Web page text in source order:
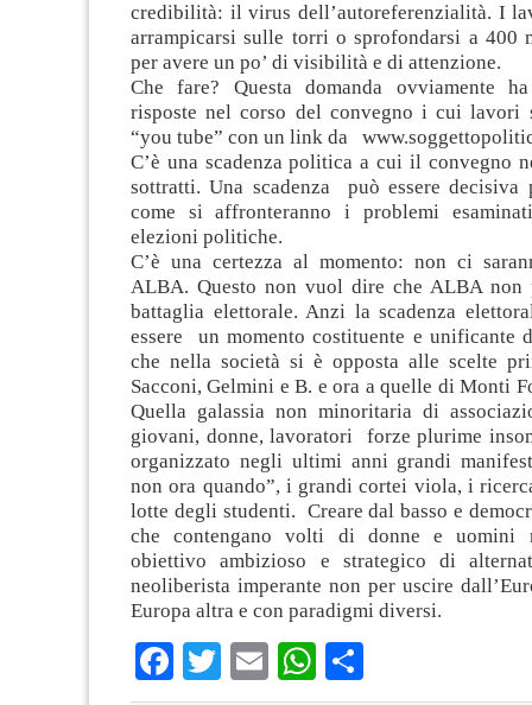
credibilità: il virus dell’autoreferenzialità. I
arrampicarsi sulle torri o sprofondarsi a 400
per avere un po’ di visibilità e di attenzione.
Che fare? Questa domanda ovviamente
risposte nel corso del convegno i cui lavori
“you tube” con un link da
C’è una scadenza politica a cui il convegno
sottratti. Una scadenza può essere
come si affronteranno i problemi
elezioni politiche.
C’è una certezza al momento: non ci
ALBA. Questo non vuol dire che ALBA non
battaglia elettorale. Anzi la scadenza
essere un momento costituente e unificante
che nella società si è opposta alle scelte
Sacconi, Gelmini e B. e ora a quelle di Monti
Quella galassia non minoritaria di
giovani, donne, lavoratori forze plurime
organizzato negli ultimi anni grandi
non ora quando”, i grandi cortei viola, i
lotte degli studenti. Creare dal basso e
che contengano volti di donne e uomini
obiettivo ambizioso e strategico di
neoliberista imperante non per uscire
Europa altra e con paradigmi diversi.
Facebook
TwitterEmailWhatsApp